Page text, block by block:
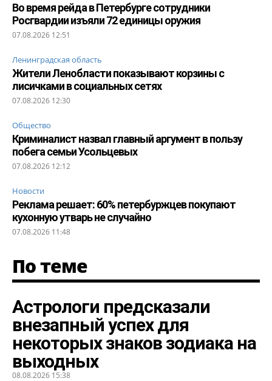
Во время рейда в Петербурге сотрудники
Росгвардии изъяли 72 единицы оружия
07.08.2026 12:51
Ленинградская область
Жители Ленобласти показывают корзины с
лисичками в социальных сетях
07.08.2026 12:30
Общество
Криминалист назвал главный аргумент в пользу
побега семьи Усольцевых
07.08.2026 12:12
Новости
Реклама решает: 60% петербуржцев покупают
кухонную утварь не случайно
07.08.2026 11:48
По теме
Астрологи предсказали
внезапный успех для
некоторых знаков зодиака на
выходных
08.08.2026 15:38